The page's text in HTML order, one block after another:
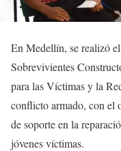
En Medellín, se realizó
Sobrevivientes
para las Víctimas y la
conflicto armado, con el
de soporte en la
jóvenes víctimas.